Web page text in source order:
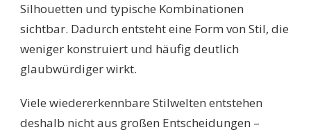
Silhouetten und typische Kombinationen
sichtbar. Dadurch entsteht eine Form von Stil, die
weniger konstruiert und häufig deutlich
glaubwürdiger wirkt.
Viele wiedererkennbare Stilwelten entstehen
deshalb nicht aus großen Entscheidungen –